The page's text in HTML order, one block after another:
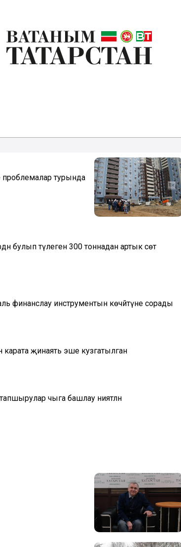
проблемалар турында
булып тәүлегенә 300 тоннадан артык сөт
финанслау инструментын көчәйтүне сорады
карата җинаять эше кузгатылган
чыга башлау ниятләнә